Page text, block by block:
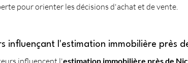
pour orienter les décisions d'achat et de vente.
influençant l'estimation immobilière près
influencent l'estimation immobilière près de